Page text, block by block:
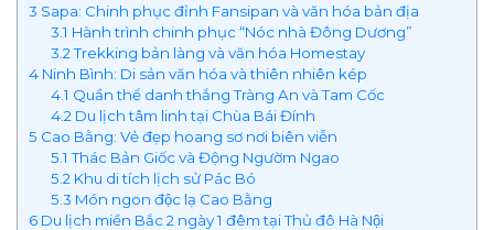
3 Sapa: Chinh phục đỉnh Fansipan và văn hóa bản địa
3.1 Hành trình chinh phục “Nóc nhà Đông Dương”
3.2Trekking bản làng và văn hóa Homestay
4 Ninh Bình: Di sản văn hóa và thiên nhiên kép
4.1 Quần thể danh thắng Tràng An và Tam Cốc
4.2 Du lịch tâm linh tại Chùa Bái Đính
5 Cao Bằng: Vẻ đẹp hoang sơ nơi biên viễn
5.1 Thác Bản Giốc và Động Ngườm Ngao
5.2 Khu di tích lịch sử Pác Bó
5.3 Món ngon độc lạ Cao Bằng
6 Du lịch miền Bắc 2 ngày 1 đêm tại Thủ đô Hà Nội